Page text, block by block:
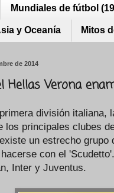
Mundiales de fútbol
y Oceanía Mitos
de 2014
Hellas Verona
división italiana,
los principales clubes
un estrecho grupo
con el
Inter y Juventus.